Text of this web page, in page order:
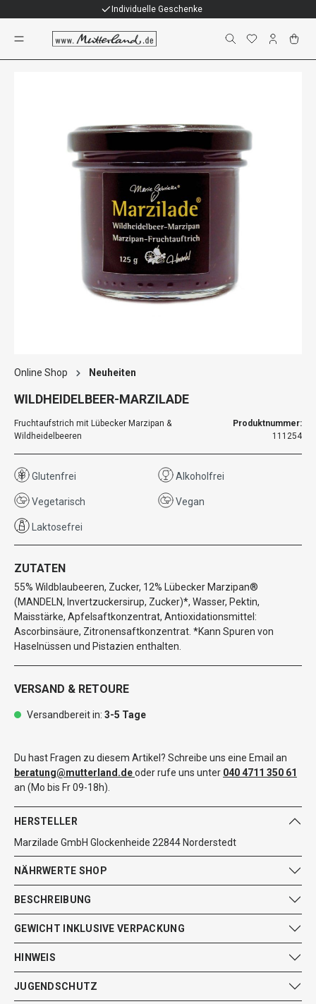
Individuelle Geschenke
Online Shop Neuheiten
WILDHEIDELBEER-MARZILADE
Fruchtaufstrich mit Lübecker Marzipan &
Wildheidelbeeren
Produktnummer:
111254
Glutenfrei Alkoholfrei
Vegetarisch Vegan
Laktosefrei
ZUTATEN
55% Wildblaubeeren, Zucker, 12% Lübecker Marzipan®
(MANDELN, Invertzuckersirup, Zucker)*, Wasser, Pektin,
Maisstärke, Apfelsaftkonzentrat, Antioxidationsmittel:
Ascorbinsäure, Zitronensaftkonzentrat. *Kann Spuren von
Haselnüssen und Pistazien enthalten.
VERSAND & RETOURE
Versandbereit in: 3-5 Tage
Du hast Fragen zu diesem Artikel? Schreibe uns eine Email an
beratung@mutterland.deoder rufe uns unter 040 4711 350 61
an (Mo bis Fr 09-18h).
HERSTELLER
Marzilade GmbH Glockenheide 22844 Norderstedt
NÄHRWERTE SHOP
BESCHREIBUNG
GEWICHT INKLUSIVE VERPACKUNG
HINWEIS
JUGENDSCHUTZ